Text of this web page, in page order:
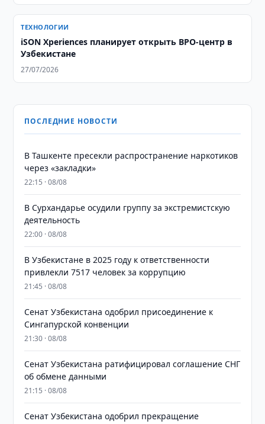
ТЕХНОЛОГИИ
iSON Xperiences планирует открыть BPO-центр в
Узбекистане
27/07/2026
ПОСЛЕДНИЕ НОВОСТИ
В Ташкенте пресекли распространение наркотиков
через «закладки»
22:15 · 08/08
В Сурхандарье осудили группу за экстремистскую
деятельность
22:00 · 08/08
В Узбекистане в 2025 году к ответственности
привлекли 7517 человек за коррупцию
21:45 · 08/08
Сенат Узбекистана одобрил присоединение к
Сингапурской конвенции
21:30 · 08/08
Сенат Узбекистана ратифицировал соглашение СНГ
об обмене данными
21:15 · 08/08
Сенат Узбекистана одобрил прекращение